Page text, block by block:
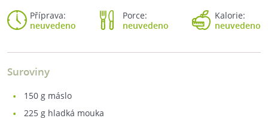
Příprava:
neuvedeno
Porce:
neuvedeno
Kalorie:
neuvedeno
Suroviny
150 g máslo
225 g hladká mouka